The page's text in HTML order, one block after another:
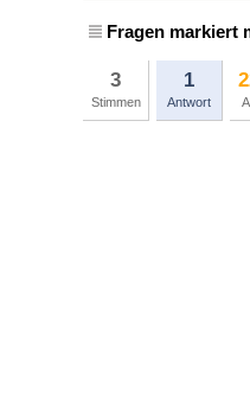
Fragen markiert
3
Stimmen
1
Antwort